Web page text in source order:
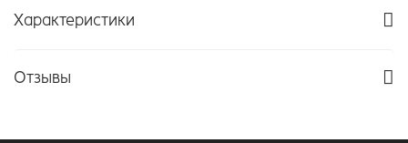
Характеристики
Отзывы